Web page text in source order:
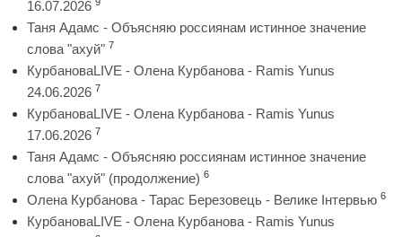
16.07.2026 9
Таня Адамс - Объясняю россиянам истинное значение
слова "ахуй" 7
КурбановаLIVE - Олена Курбанова - Ramis Yunus
24.06.2026 7
КурбановаLIVE - Олена Курбанова - Ramis Yunus
17.06.2026 7
Таня Адамс - Объясняю россиянам истинное значение
слова "ахуй" (продолжение) 6
Олена Курбанова - Тарас Березовець - Велике Інтервью 6
КурбановаLIVE - Олена Курбанова - Ramis Yunus